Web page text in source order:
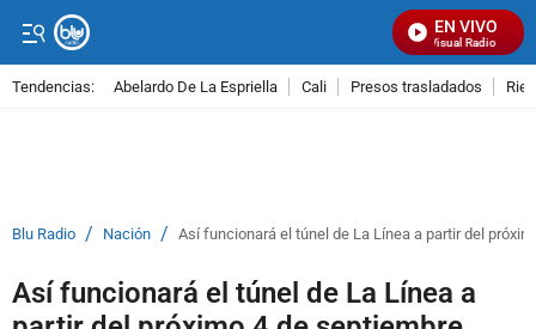
EN VIVO
Señal Visual Radio
Tendencias: Abelardo De La Espriella Cali Presos trasladados
Blu Radio / Nación / Así funcionará el túnel de La Línea a partir del
Así funcionará el túnel de La Línea a